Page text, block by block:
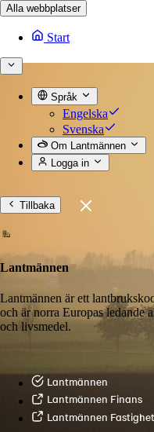
Alla webbplatser
Start
Språk
Engelska
Svenska
Om Lantmännen
Logga in
Tillbaka
Lantmännen
Lantmännen är ett
och är norra Europas ledande
och livsmedel.
Lantmännen
Lantmännen Finans
Lantmännen